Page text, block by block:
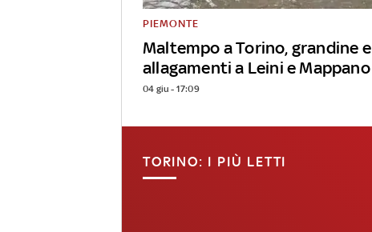
Maltempo a Torino, grandine e
allagamenti a Leini e Mappano
PIEMONTE
04 giu - 17:09
TORINO: I PIÙ LETTI